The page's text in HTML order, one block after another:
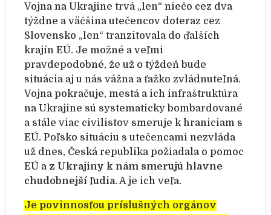
Vojna na Ukrajine trvá „len“ niečo cez dva
týždne a väčšina utečencov doteraz cez
Slovensko „len“ tranzitovala do ďalších
krajín EÚ. Je možné a veľmi
pravdepodobné, že už o týždeň bude
situácia aj u nás vážna a ťažko zvládnuteľná.
Vojna pokračuje, mestá a ich infraštruktúra
na Ukrajine sú systematicky bombardované
a stále viac civilistov smeruje k hraniciam s
EÚ. Poľsko situáciu s utečencami nezvláda
už dnes, Česká republika požiadala o pomoc
EÚ a z Ukrajiny k nám smerujú hlavne
chudobnejší ľudia. A je ich veľa.
Je povinnosťou príslušných orgánov